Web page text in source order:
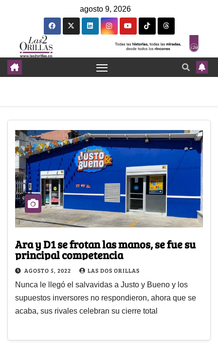
agosto 9, 2026
Ara y D1 se frotan las manos, se fue su
principal competencia
AGOSTO 5, 2022 LAS DOS ORILLAS
Nunca le llegó el salvavidas a Justo y Bueno y los
supuestos inversores no respondieron, ahora que se
acaba, sus rivales celebran su cierre total